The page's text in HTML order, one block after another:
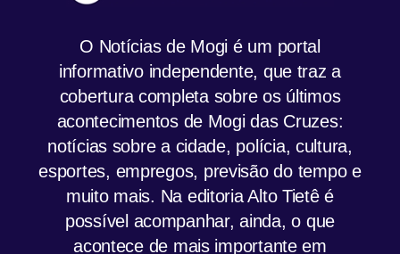
O Notícias de Mogi é um portal
informativo independente, que traz a
cobertura completa sobre os últimos
acontecimentos de Mogi das Cruzes:
notícias sobre a cidade, polícia, cultura,
esportes, empregos, previsão do tempo e
muito mais. Na editoria Alto Tietê é
possível acompanhar, ainda, o que
acontece de mais importante em